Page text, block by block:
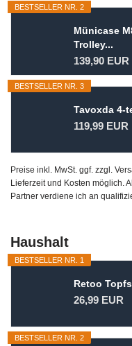
BESTSELLER NR. 2
Münicase
Trolley...
139,90 EUR
BESTSELLER NR. 3
Tavoxda 4-
119,99 EUR
Preise inkl. MwSt. ggf. zzgl.
Lieferzeit und Kosten möglich.
Partner verdiene ich an
Haushalt
BESTSELLER NR. 1
Retoo
26,99 EUR
BESTSELLER NR. 2